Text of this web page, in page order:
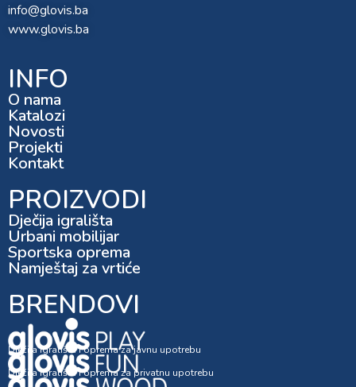
info@glovis.ba
www.glovis.ba
INFO
O nama
Katalozi
Novosti
Projekti
Kontakt
PROIZVODI
Dječija igrališta
Urbani mobilijar
Sportska oprema
Namještaj za vrtiće
BRENDOVI
Dječija igrališta i oprema za javnu upotrebu
Dječija igrališta i oprema za privatnu upotrebu